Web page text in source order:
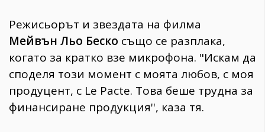
Режисьорът и звездата на филма
Мейвън Льо Беско също се разплака,
когато за кратко взе микрофона. "Искам да
споделя този момент с моята любов, с моя
продуцент, с Le Pacte. Това беше трудна за
финансиране продукция'', каза тя.